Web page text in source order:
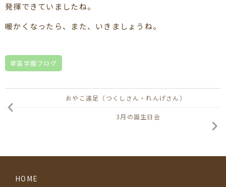
発揮できていましたね。
暖かくなったら、また、いきましょうね。
草笛学園ブログ
おやこ遠足（つくしさん・れんげさん）
3月の誕生日会
HOME